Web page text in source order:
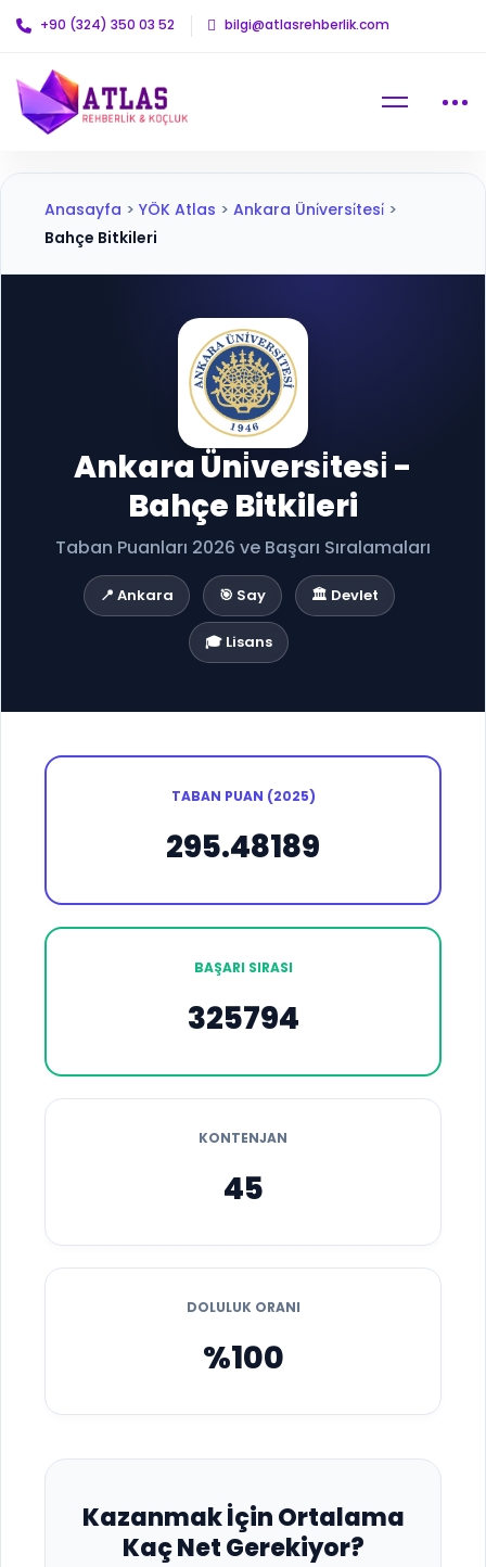
+90 (324) 350 03 52 bilgi@atlasrehberlik.com
Anasayfa > YÖK Atlas > Ankara Üni̇versi̇tesi̇ >
Bahçe Bitkileri
Ankara Üni̇versi̇tesi̇ -
Bahçe Bitkileri
Taban Puanları 2026 ve Başarı Sıralamaları
📍 Ankara 🎯 Say 🏛️ Devlet
🎓 Lisans
TABAN PUAN (2025)
295.48189
BAŞARI SIRASI
325794
KONTENJAN
45
DOLULUK ORANI
%100
Kazanmak İçin Ortalama
Kaç Net Gerekiyor?